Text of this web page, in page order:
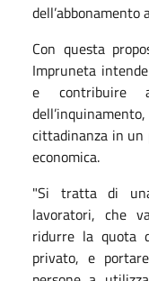
dell’abbonamento
Con questa
Impruneta
e contribuire
cittadinanza in
economica.
"Si tratta di
lavoratori, che
ridurre la quota
privato, e